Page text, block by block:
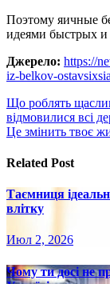
Поэтому яичные
идеями быстрых и
Джерело: https://
iz-belkov-
Навигация
по
Що роблять
відмовилися всі
Це змінить твоє
Related Post
Таємниця
влітку
Июл 2, 2026
Чому ти досі не